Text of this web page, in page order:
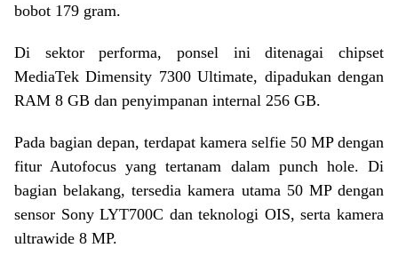
bobot 179 gram.
Di sektor performa, ponsel ini ditenagai chipset
MediaTek Dimensity 7300 Ultimate, dipadukan dengan
RAM 8 GB dan penyimpanan internal 256 GB.
Pada bagian depan, terdapat kamera selfie 50 MP dengan
fitur Autofocus yang tertanam dalam punch hole. Di
bagian belakang, tersedia kamera utama 50 MP dengan
sensor Sony LYT700C dan teknologi OIS, serta kamera
ultrawide 8 MP.